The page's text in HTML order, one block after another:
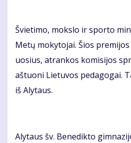
Švietimo, mokslo ir sporto
Metų mokytojai. Šios
uosius, atrankos komisijos
aštuoni Lietuvos pedagogai.
iš Alytaus.
Alytaus šv. Benedikto